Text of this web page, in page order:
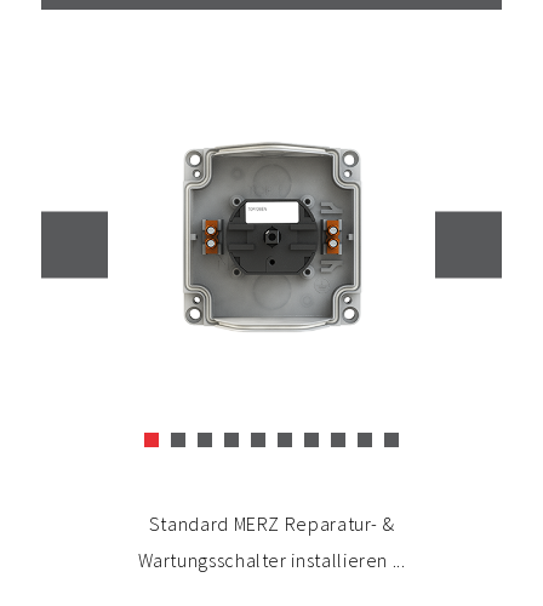
Standard MERZ Reparatur- &
Wartungsschalter installieren ...
Den gesteckten Schaltereinsatz einfach
entnehmen ...
Die passende Einlegeplatte zur Hand
nehmen und aufbiegen ...
Platte ohne Schirmklammern in den
Gehäuseboden einlegen...
Kabelverschraubungen /
Kabeleinführungen montieren
Kabel einführen ...
Schaltereinsatz aufstecken ...
Schirmklammern auf das Kabel stecken
und mit der Platte verschrauben, Schalter
FERTIG!
Gehäuseserie I1N